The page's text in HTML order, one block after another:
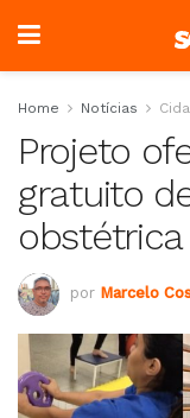
Home Notícias
Projeto
gratuito
por Marcelo